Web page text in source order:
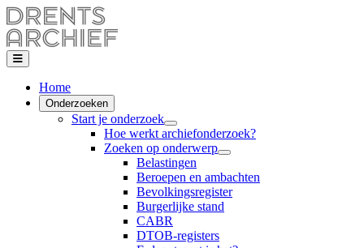
Home
Onderzoeken
Start je onderzoek
Hoe werkt archiefonderzoek?
Zoeken op onderwerp
Belastingen
Beroepen en ambachten
Bevolkingsregister
Burgerlijke stand
CABR
DTOB-registers